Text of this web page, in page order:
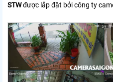
STWđược lắp đặt bởi công ty